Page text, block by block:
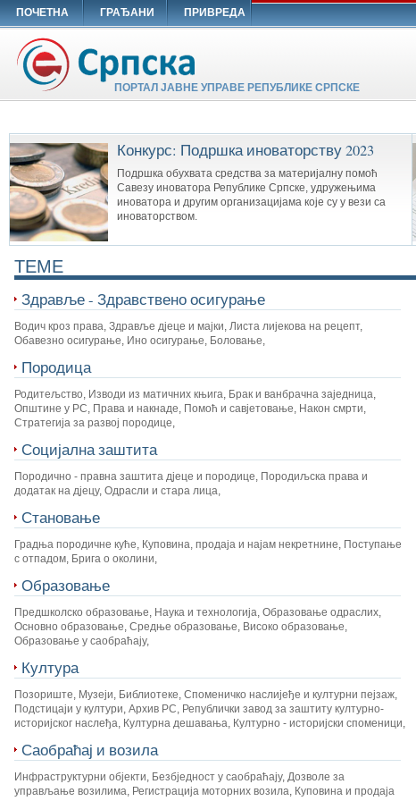
ПОЧЕТНА ГРАЂАНИ ПРИВРЕДА
ПОРТАЛ ЈАВНЕ УПРАВЕ РЕПУБЛИКЕ СРПСКЕ
Конкурс: Подршка иноваторству 2023
Подршка обухвата средства за материјалну помоћ
Савезу иноватора Републике Српске, удружењима
иноватора и другим организацијама које су у вези са
иноваторством.
TEME
Здравље - Здравствено осигурање
Водич кроз права, Здравље дјеце и мајки, Листа лијекова на рецепт,
Обавезно осигурање, Ино осигурање, Боловање,
Породица
Родитељство, Изводи из матичних књига, Брак и ванбрачна заједница,
Општине у РС, Права и накнаде, Помоћ и савјетовање, Након смрти,
Стратегија за развој породице,
Социјална заштита
Породично - правна заштита дјеце и породице, Породиљска права и
додатак на дјецу, Одрасли и стара лица,
Становање
Градња породичне куће, Куповина, продаја и најам некретнине, Поступање
с отпадом, Брига о околини,
Образовање
Предшколско образовање, Наука и технологија, Образовање одраслих,
Основно образовање, Средње образовање, Високо образовање,
Образовање у саобраћају,
Култура
Позориште, Музеји, Библиотеке, Споменичко наслијеђе и културни пејзаж,
Подстицаји у култури, Архив РС, Републички завод за заштиту културно-
историјског наслеђа, Културна дешавања, Културно - историјски споменици,
Саобраћај и возила
Инфраструктурни објекти, Безбједност у саобраћају, Дозволе за
управљање возилима, Регистрација моторних возила, Куповина и продаја